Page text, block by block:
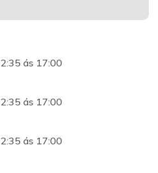
ás 17:00
ás 17:00
ás 17:00